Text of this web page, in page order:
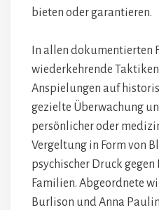
bieten oder garantieren.
In allen dokumentierten
wiederkehrende
Anspielungen auf
gezielte Überwachung
persönlicher oder
Vergeltung in Form von
psychischer Druck
Familien. Abgeordnete
Burlison und Anna